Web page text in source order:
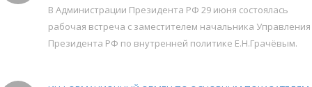
В Администрации Президента РФ 29 июня состоялась
рабочая встреча с заместителем начальника Управления
Президента РФ по внутренней политике Е.Н.Грачёвым.